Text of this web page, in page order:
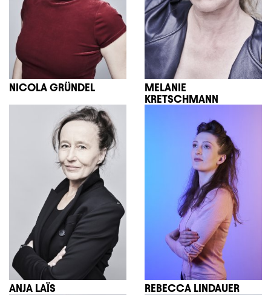
NICOLA GRÜNDEL
MELANIE
KRETSCHMANN
ANJA LAÏS REBECCA LINDAUER